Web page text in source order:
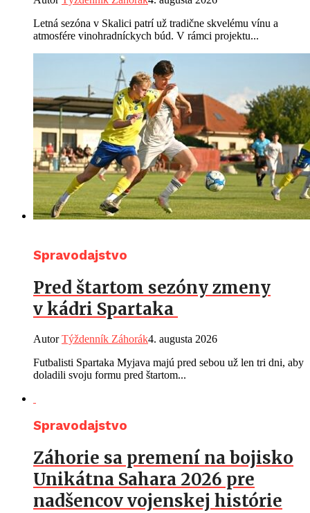
Letná sezóna v Skalici patrí už tradične skvelému vínu a
atmosfére vinohradníckych búd. V rámci projektu...
Spravodajstvo
Pred štartom sezóny zmeny
v kádri Spartaka
AutorTýždenník Záhorák4. augusta 2026
Futbalisti Spartaka Myjava majú pred sebou už len tri dni, aby
doladili svoju formu pred štartom...
Spravodajstvo
Záhorie sa premení na bojisko
Unikátna Sahara 2026 pre
nadšencov vojenskej histórie